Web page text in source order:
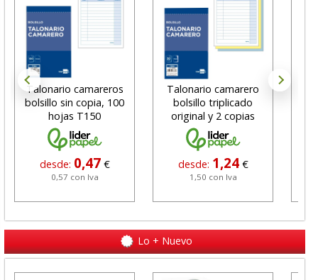
Talonario camareros
bolsillo sin copia, 100
hojas T150
desde: 0,47 €
0,57 con Iva
Talonario camarero
bolsillo triplicado
original y 2 copias
desde: 1,24 €
1,50 con Iva
Lo + Nuevo